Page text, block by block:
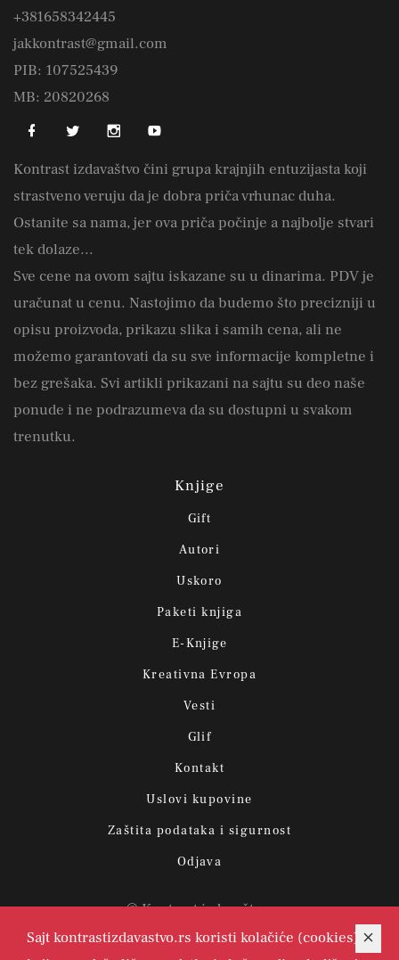
Sajt kontrastizdavastvo.rs koristi kolačiće (cookies)
+381658342445
jakkontrast@gmail.com
PIB: 107525439
MB: 20820268
Kontrast izdavaštvo čini grupa krajnjih entuzijasta koji
strastveno veruju da je dobra priča vrhunac duha.
Ostanite sa nama, jer ova priča počinje a najbolje stvari
tek dolaze...
Sve cene na ovom sajtu iskazane su u dinarima. PDV je
uračunat u cenu. Nastojimo da budemo što precizniji u
opisu proizvoda, prikazu slika i samih cena, ali ne
možemo garantovati da su sve informacije kompletne i
bez grešaka. Svi artikli prikazani na sajtu su deo naše
ponude i ne podrazumeva da su dostupni u svakom
trenutku.
Knjige
Gift
Autori
Uskoro
Paketi knjiga
E-Knjige
Kreativna Evropa
Vesti
Glif
Kontakt
Uslovi kupovine
Zaštita podataka i sigurnost
Odjava
© Kontrast izdavaštvo.